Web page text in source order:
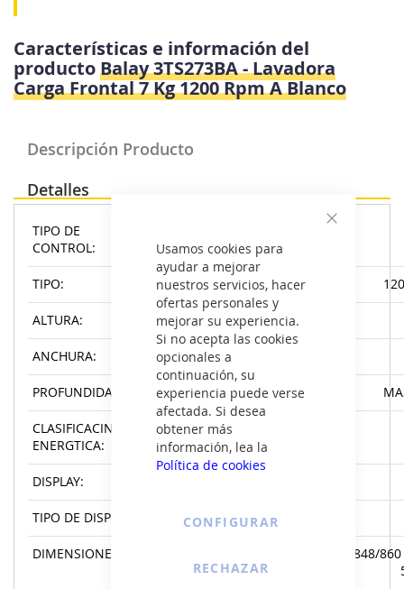
Usamos cookies para
ayudar a mejorar
nuestros servicios, hacer
ofertas personales y
mejorar su experiencia.
Si no acepta las cookies
opcionales a
continuación, su
experiencia puede verse
afectada. Si desea
obtener más
información, lea la
Política de cookies
CONFIGURAR
RECHAZAR
Características e información del
productoBalay 3TS273BA - Lavadora
Carga Frontal 7 Kg 1200 Rpm A Blanco
Descripción Producto
Detalles
TIPO DE
CONTROL:
TIPO:
ALTURA:
ANCHURA:
PROFUNDIDAD:
CLASIFICACIN
ENERGTICA:
DISPLAY:
TIPO DE DISPLAY:
DIMENSIONES:
ANCHO X ALTO X FONDO (MM),848/